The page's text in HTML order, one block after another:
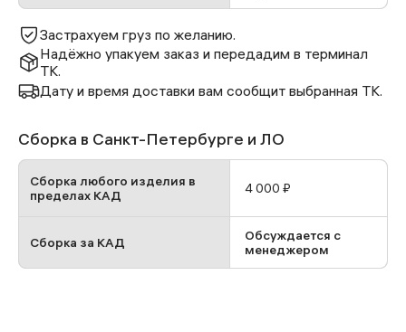
Застрахуем груз по желанию.
Надёжно упакуем заказ и передадим в терминал
ТК.
Дату и время доставки вам сообщит выбранная ТК.
Сборка в Санкт-Петербурге и ЛО
Сборка любого изделия в
пределах КАД
4 000 ₽
Сборка за КАД
Обсуждается с
менеджером